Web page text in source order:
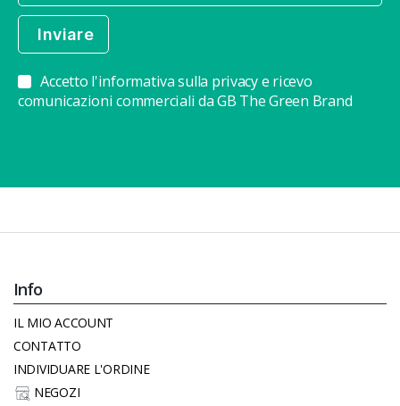
Accetto l'informativa sulla privacy e ricevo
comunicazioni commerciali da GB The Green Brand
Info
IL MIO ACCOUNT
CONTATTO
INDIVIDUARE L'ORDINE
NEGOZI